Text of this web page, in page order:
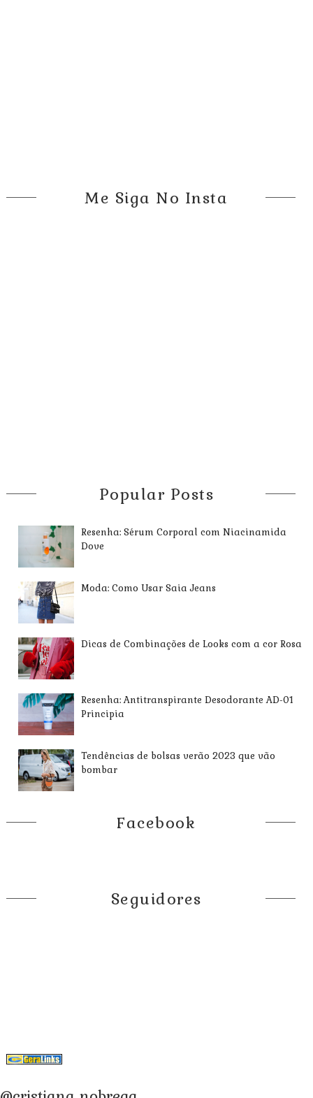
Me Siga No Insta
Popular Posts
Resenha: Sérum Corporal com Niacinamida
Dove
Moda: Como Usar Saia Jeans
Dicas de Combinações de Looks com a cor Rosa
Resenha: Antitranspirante Desodorante AD-01
Principia
Tendências de bolsas verão 2023 que vão
bombar
Facebook
Seguidores